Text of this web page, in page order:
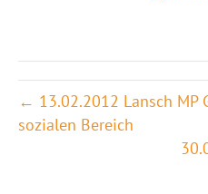
← 13.02.2012 Lansch MP
sozialen Bereich